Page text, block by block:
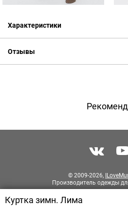
Характеристики
Отзывы
Куртка зимн. Лима
© 2009-2026,
Производитель одежды
Разработка сайта